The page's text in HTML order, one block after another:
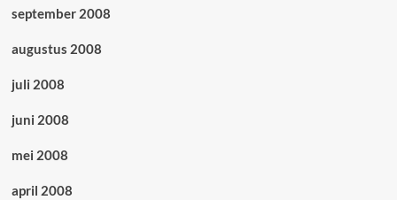
september 2008
augustus 2008
juli 2008
juni 2008
mei 2008
april 2008